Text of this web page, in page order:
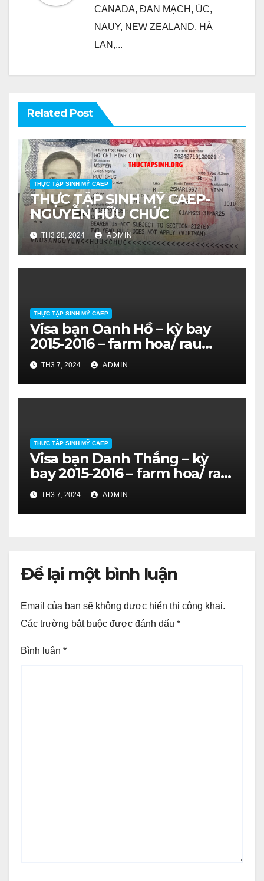
CANADA, ĐAN MẠCH, ÚC,
NAUY, NEW ZEALAND, HÀ
LAN,...
Related Post
THỰC TẬP SINH MỸ CAEP
THỰC TẬP SINH MỸ CAEP-
NGUYỄN HỮU CHỨC
TH3 28, 2024 ADMIN
THỰC TẬP SINH MỸ CAEP
Visa bạn Oanh Hồ – kỳ bay
2015-2016 – farm hoa/ rau
quả. SV ĐH Nông Lâm HCM.
TH3 7, 2024 ADMIN
THỰC TẬP SINH MỸ CAEP
Visa bạn Danh Thắng – kỳ
bay 2015-2016 – farm hoa/ rau
quả. SV ĐH Nông Lâm HCM.
TH3 7, 2024 ADMIN
Để lại một bình luận
Email của bạn sẽ không được hiển thị công khai.
Các trường bắt buộc được đánh dấu *
Bình luận *